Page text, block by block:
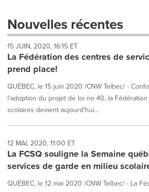
dropdown
will
cause
content
on
page
to
change.
News
listings
update
as
each
is
Nouvelles récentes
15 JUIN, 2020, 16:15 ET
La Fédération des centres de
prend place!
QUÉBEC, le 15 juin 2020 /CNW Telbec/ -
l'adoption du projet de loi no 40, la
scolaires devient aujourd'hui...
12 MAI, 2020, 11:00 ET
La FCSQ souligne la Semaine
services de garde en milieu
QUÉBEC, le 12 mai 2020 /CNW Telbec/ - La